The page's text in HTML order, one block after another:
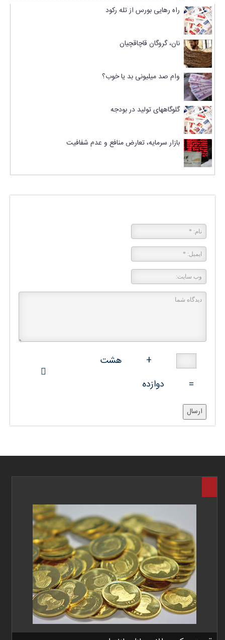
راه رهایی بورس از تله رکود
نان، گروگان قاچاقچیان
وام صد میلیونی بد یا خوب؟
گلوگاههای تولید در بودجه
بازار سرمایه، تعارض منافع و عدم شفافیت
+
هشت
=
دوازده
ارسال